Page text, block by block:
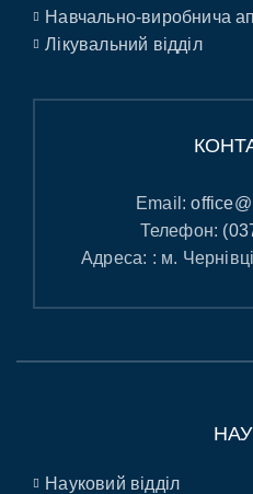
Навчально-виробнича
Лікувальний відділ
Email:
Телефон:
Адреса: : м.
Науковий відділ